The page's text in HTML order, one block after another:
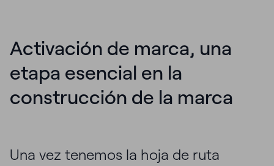
Activación de marca, una
etapa esencial en la
construcción de la marca
Una vez tenemos la hoja de ruta